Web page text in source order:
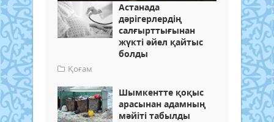
Астанада
дәрігерлердің
салғырттығынан
жүкті әйел қайтыс
болды
Қоғам
Шымкентте қоқыс
арасынан адамның
мәйіті табылды